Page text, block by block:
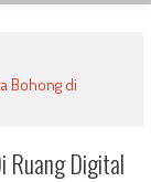
Bohong di
Ruang Digital